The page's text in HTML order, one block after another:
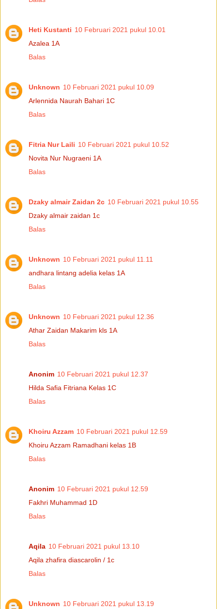
Heti Kustanti 10 Februari 2021 pukul 10.01
Azalea 1A
Balas
Unknown 10 Februari 2021 pukul 10.09
Arlennida Naurah Bahari 1C
Balas
Fitria Nur Laili 10 Februari 2021 pukul 10.52
Novita Nur Nugraeni 1A
Balas
Dzaky almair Zaidan 2c 10 Februari 2021 pukul 10.55
Dzaky almair zaidan 1c
Balas
Unknown 10 Februari 2021 pukul 11.11
andhara lintang adelia kelas 1A
Balas
Unknown 10 Februari 2021 pukul 12.36
Athar Zaidan Makarim kls 1A
Balas
Anonim 10 Februari 2021 pukul 12.37
Hilda Safia Fitriana Kelas 1C
Balas
Khoiru Azzam 10 Februari 2021 pukul 12.59
Khoiru Azzam Ramadhani kelas 1B
Balas
Anonim 10 Februari 2021 pukul 12.59
Fakhri Muhammad 1D
Balas
Aqila 10 Februari 2021 pukul 13.10
Aqila zhafira diascarolin / 1c
Balas
Unknown 10 Februari 2021 pukul 13.19